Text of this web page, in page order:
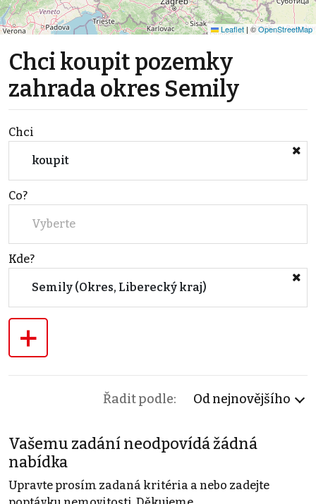
Leaflet | ©OpenStreetMap
Chci koupit pozemky
zahrada okres Semily
Chci
koupit
Co?
Vyberte
Kde?
Semily (Okres, Liberecký kraj)
+
Řadit podle: Od nejnovějšího
Vašemu zadání neodpovídá žádná
nabídka
Upravte prosím zadaná kritéria a nebo zadejte